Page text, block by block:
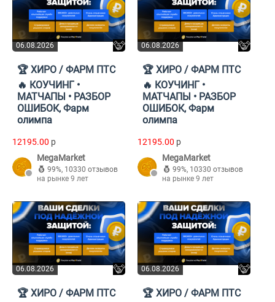
06.08.2026
🏆 ХИРО / ФАРМ ПТС
🔥 КОУЧИНГ •
МАТЧАПЫ • РАЗБОР
ОШИБОК, Фарм
олимпа
12195.00 p
MegaMarket
99%, 10330 отзывов
на рынке 9 лет
06.08.2026
🏆 ХИРО / ФАРМ ПТС
🔥 КОУЧИНГ •
МАТЧАПЫ • РАЗБОР
ОШИБОК, Фарм
олимпа
12195.00 p
MegaMarket
99%, 10330 отзывов
на рынке 9 лет
06.08.2026
🏆 ХИРО / ФАРМ ПТС
06.08.2026
🏆 ХИРО / ФАРМ ПТС